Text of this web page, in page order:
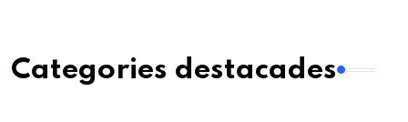
Categories destacades